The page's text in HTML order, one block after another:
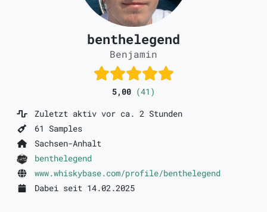
benthelegend
Benjamin
5,00 (41)
Zuletzt aktiv vor ca. 2 Stunden
61 Samples
Sachsen-Anhalt
benthelegend
www.whiskybase.com/profile/benthelegend
Dabei seit 14.02.2025